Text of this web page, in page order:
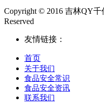
Copyright © 2016 吉林QY
Reserved
友情链接：
首页
关于我们
食品安全常识
食品安全资讯
联系我们